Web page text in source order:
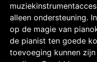
alleen ondersteuning.
op de magie van
de pianist ten goede
toevoeging kunnen